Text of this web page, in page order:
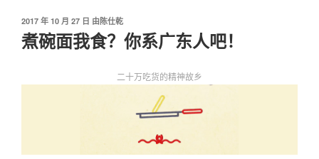
发
布
于
2017 年 10 月 27 日 由陈仕乾
煮碗面我食？你系广东人吧！
二十万吃货的精神故乡